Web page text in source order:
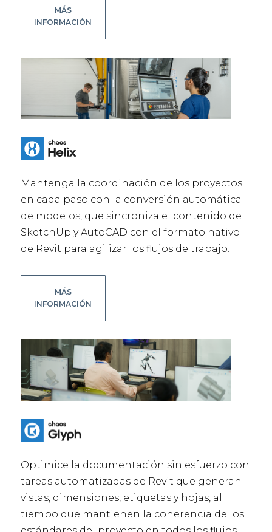
MÁS
INFORMACIÓN
Mantenga la coordinación de los proyectos
en cada paso con la conversión automática
de modelos, que sincroniza el contenido de
SketchUp y AutoCAD con el formato nativo
de Revit para agilizar los flujos de trabajo.
MÁS
INFORMACIÓN
Optimice la documentación sin esfuerzo con
tareas automatizadas de Revit que generan
vistas, dimensiones, etiquetas y hojas, al
tiempo que mantienen la coherencia de los